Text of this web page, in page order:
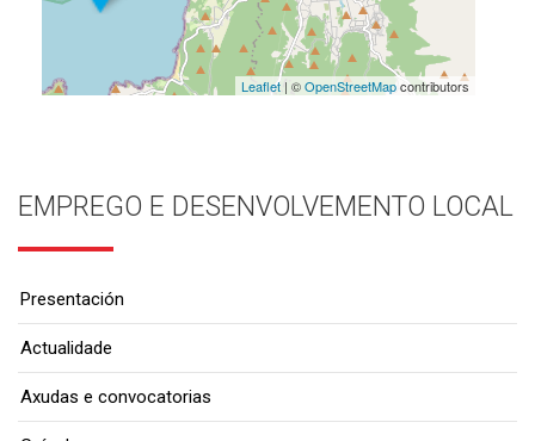
Leaflet| ©OpenStreetMapcontributors
EMPREGO E DESENVOLVEMENTO LOCAL
Presentación
Actualidade
Axudas e convocatorias